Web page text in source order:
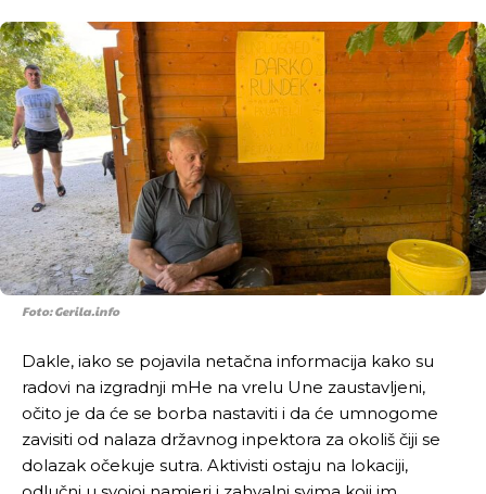
Foto: Gerila.info
Dakle, iako se pojavila netačna informacija kako su
radovi na izgradnji mHe na vrelu Une zaustavljeni,
očito je da će se borba nastaviti i da će umnogome
zavisiti od nalaza državnog inpektora za okoliš čiji se
dolazak očekuje sutra. Aktivisti ostaju na lokaciji,